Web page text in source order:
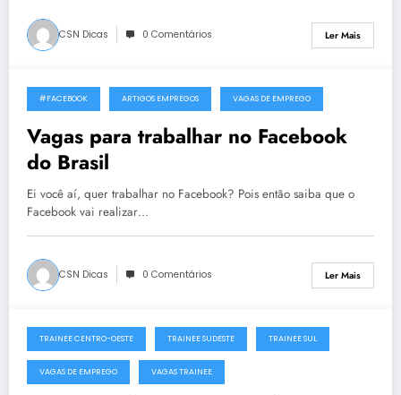
CSN Dicas 0 Comentários Ler Mais
13 de Setembro, 2013
#FACEBOOK ARTIGOS EMPREGOS VAGAS DE EMPREGO
Vagas para trabalhar no Facebook
do Brasil
Ei você aí, quer trabalhar no Facebook? Pois então saiba que o
Facebook vai realizar…
CSN Dicas 0 Comentários Ler Mais
9 de Agosto, 2013
TRAINEE CENTRO-OESTE TRAINEE SUDESTE TRAINEE SUL
VAGAS DE EMPREGO VAGAS TRAINEE